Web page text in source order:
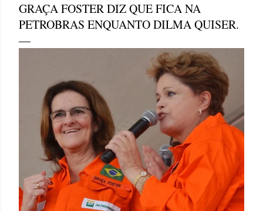
GRAÇA FOSTER DIZ QUE FICA NA
PETROBRAS ENQUANTO DILMA QUISER.